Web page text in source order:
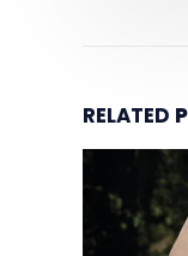
RELATED